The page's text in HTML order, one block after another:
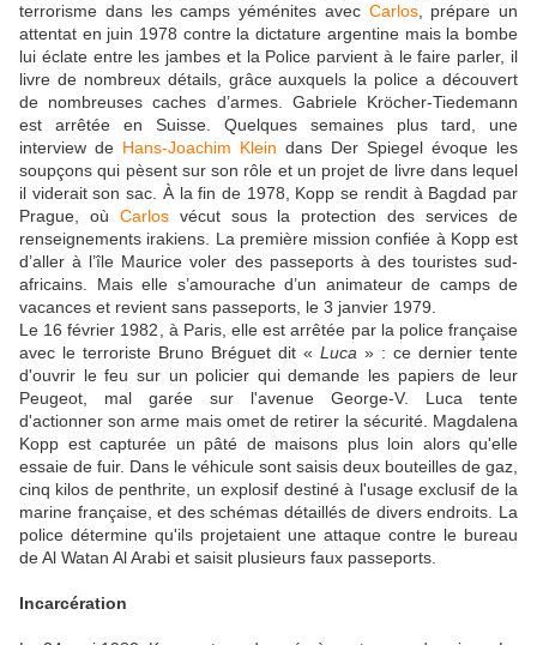
terrorisme dans les camps yéménites avec Carlos, prépare un
attentat en juin 1978 contre la dictature argentine mais la bombe
lui éclate entre les jambes et la Police parvient à le faire parler, il
livre de nombreux détails, grâce auxquels la police a découvert
de nombreuses caches d’armes. Gabriele Kröcher-Tiedemann
est arrêtée en Suisse. Quelques semaines plus tard, une
interview de Hans-Joachim Klein dans Der Spiegel évoque les
soupçons qui pèsent sur son rôle et un projet de livre dans lequel
il viderait son sac. À la fin de 1978, Kopp se rendit à Bagdad par
Prague, où Carlosvécut sous la protection des services de
renseignements irakiens. La première mission confiée à Kopp est
d’aller à l’île Maurice voler des passeports à des touristes sud-
africains. Mais elle s’amourache d’un animateur de camps de
vacances et revient sans passeports, le 3 janvier 1979.
Le 16 février 1982, à Paris, elle est arrêtée par la police française
avec le terroriste Bruno Bréguet dit « Luca » : ce dernier tente
d'ouvrir le feu sur un policier qui demande les papiers de leur
Peugeot, mal garée sur l'avenue George-V. Luca tente
d'actionner son arme mais omet de retirer la sécurité. Magdalena
Kopp est capturée un pâté de maisons plus loin alors qu'elle
essaie de fuir. Dans le véhicule sont saisis deux bouteilles de gaz,
cinq kilos de penthrite, un explosif destiné à l'usage exclusif de la
marine française, et des schémas détaillés de divers endroits. La
police détermine qu'ils projetaient une attaque contre le bureau
de Al Watan Al Arabi et saisit plusieurs faux passeports.
Incarcération